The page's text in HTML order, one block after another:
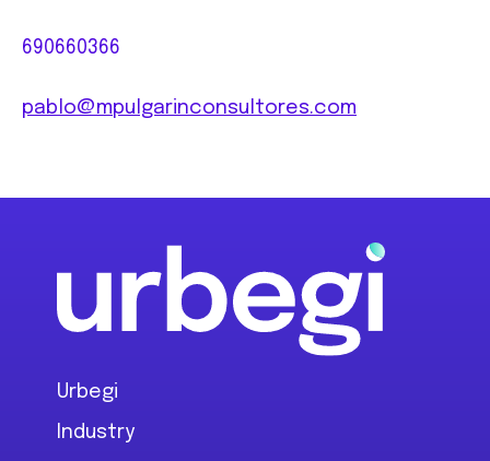
690660366
pablo@mpulgarinconsultores.com
Footer
Urbegi
Industry